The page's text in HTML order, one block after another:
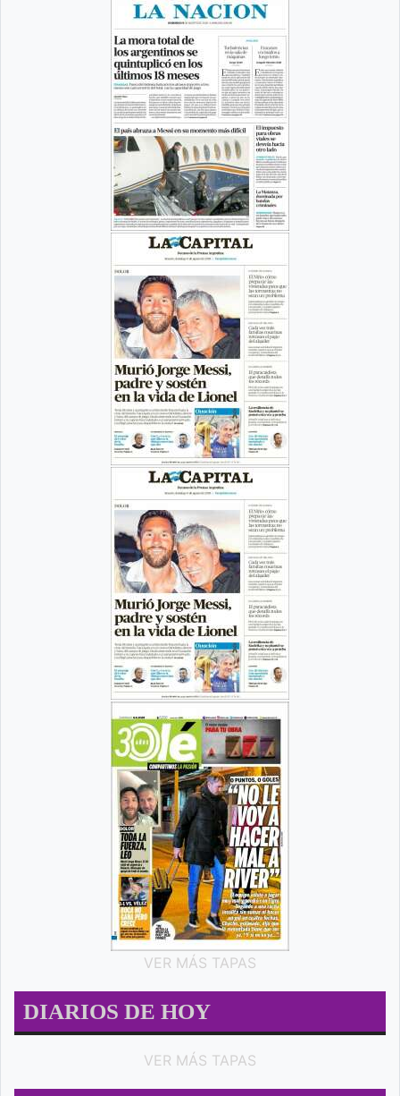
VER MÁS TAPAS
DIARIOS DE HOY
VER MÁS TAPAS